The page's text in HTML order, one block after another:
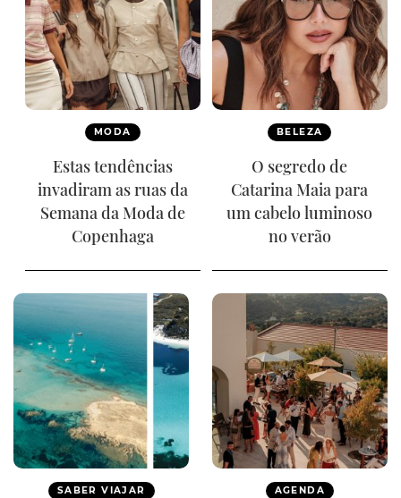
MODA
Estas tendências
invadiram as ruas da
Semana da Moda de
Copenhaga
BELEZA
O segredo de
Catarina Maia para
um cabelo luminoso
no verão
SABER VIAJAR AGENDA